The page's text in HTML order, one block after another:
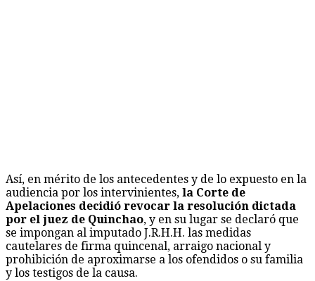
Así, en mérito de los antecedentes y de lo expuesto en la
audiencia por los intervinientes, la Corte de
Apelaciones decidió revocar la resolución dictada
por el juez de Quinchao, y en su lugar se declaró que
se impongan al imputado J.R.H.H. las medidas
cautelares de firma quincenal, arraigo nacional y
prohibición de aproximarse a los ofendidos o su familia
y los testigos de la causa.